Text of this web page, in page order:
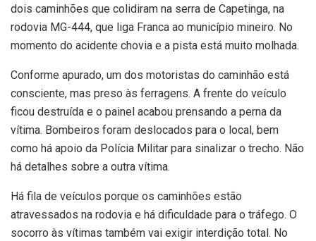
dois caminhões que colidiram na serra de Capetinga, na
rodovia MG-444, que liga Franca ao município mineiro. No
momento do acidente chovia e a pista está muito molhada.
Conforme apurado, um dos motoristas do caminhão está
consciente, mas preso às ferragens. A frente do veículo
ficou destruída e o painel acabou prensando a perna da
vítima. Bombeiros foram deslocados para o local, bem
como há apoio da Polícia Militar para sinalizar o trecho. Não
há detalhes sobre a outra vítima.
Há fila de veículos porque os caminhões estão
atravessados na rodovia e há dificuldade para o tráfego. O
socorro às vítimas também vai exigir interdição total. No